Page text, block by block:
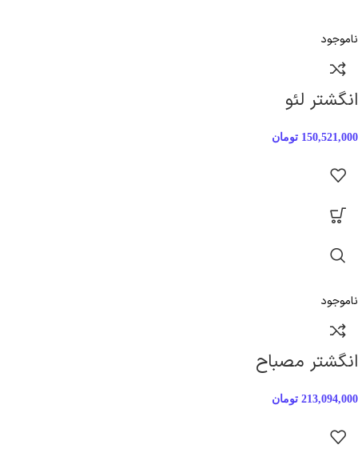
ناموجود
انگشتر لئو
150,521,000 تومان
ناموجود
انگشتر مصباح
213,094,000 تومان